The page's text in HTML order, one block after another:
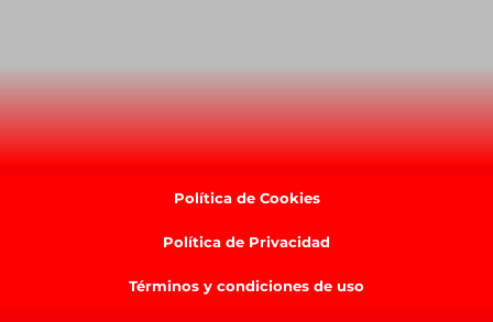
Política de Cookies
Política de Privacidad
Términos y condiciones de uso